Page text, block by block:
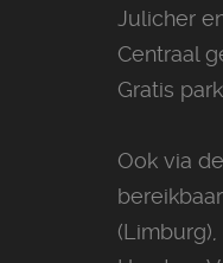
Julicher
Centraal
Gratis
Ook via